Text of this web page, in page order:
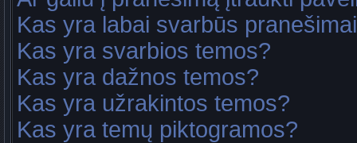
Kas yra labai svarbūs
Kas yra svarbios temos?
Kas yra dažnos temos?
Kas yra užrakintos temos?
Kas yra temų piktogramos?